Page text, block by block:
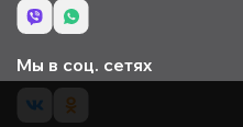
Мы в соц. сетях